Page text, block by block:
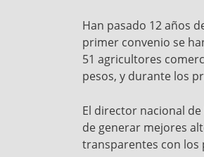
Han pasado 12 años
primer convenio se
51 agricultores
pesos, y durante los
El director nacional
de generar mejores
transparentes con los